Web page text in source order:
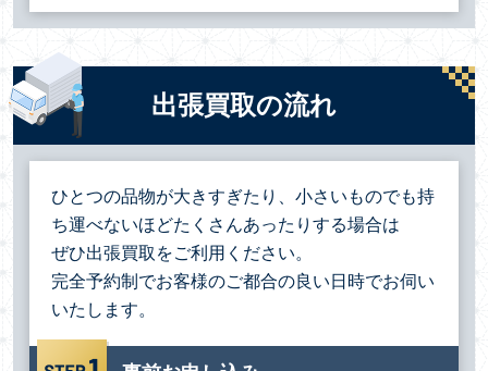
出張買取の流れ
ひとつの品物が大きすぎたり、小さいものでも持
ち運べないほどたくさんあったりする場合は
ぜひ出張買取をご利用ください。
完全予約制でお客様のご都合の良い日時でお伺い
いたします。